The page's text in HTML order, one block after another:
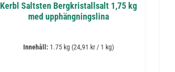
Kerbl Saltsten Bergkristallsalt 1,75 kg
med upphängningslina
Innehåll: 1.75 kg (24,91 kr / 1 kg)